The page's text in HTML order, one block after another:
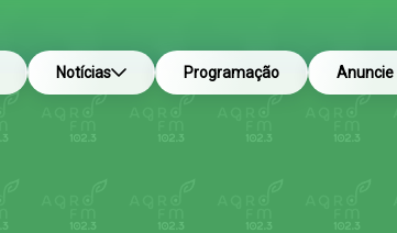
Notícias Programação Anuncie